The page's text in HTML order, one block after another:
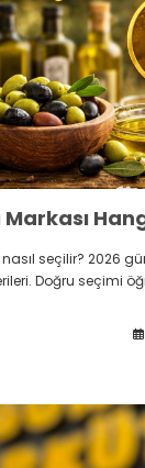
Markası
nasıl seçilir? 2026
Doğru seçimi